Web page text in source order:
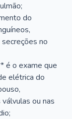
do
no
é o exame que
elétrica do
ou nas